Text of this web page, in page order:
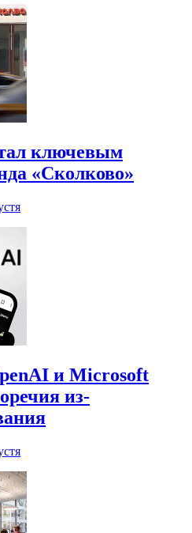
ключевым
«Сколково»
и Microsoft
из-